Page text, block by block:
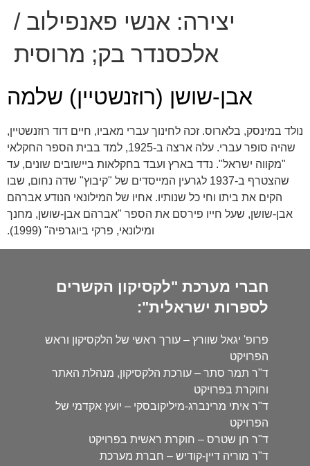
יצירה: אנשי פאנפילוב /
אלכסנדר בק; מרוסית
אבן-שושן (רוזנשטיין) שלמה
נולד במינסק, בלארוס. זכה לחינוך עברי מאביו, חיים דוד רוזנשטיין,
שהיה סופר עברי. עלה ארצה ב-1925, למד בבית הספר החקלאי
"מקווה ישראל". נדד בארץ ועבד בחקלאות ביישובים שונים, עד
שהצטרף ב-1937 לגרעין המייסדים של "קיבוץ" שדה נחום, שבו
הקים את ביתו וחי כל שנותיו. אחיו של המילונאי הנודע אברהם
אבן-שושן, שעל חייו פירסם את הספר "אברהם אבן-שושן, מחנך
ומילונאי, פרקי ביוגרפיה" (1999).
חברי מערכת "לקסיקון הקשרים
לספרות ישראלית":
פרופ' יגאל שוורץ – עורך ראשי של הלקסיקון וראש
הפרויקט
ד"ר תמר סתר – עורכת הלקסיקון, מנהלת האתר
וחוקרת בפרויקט
ד"ר איתי מרינברג-מיליקובסקי – יועץ אקדמי של
הפרויקט
ד"ר חן שטרס – חוקרת ראשית בפרויקט
ד"ר מוריה דיין-קודיש – חברת מערכת